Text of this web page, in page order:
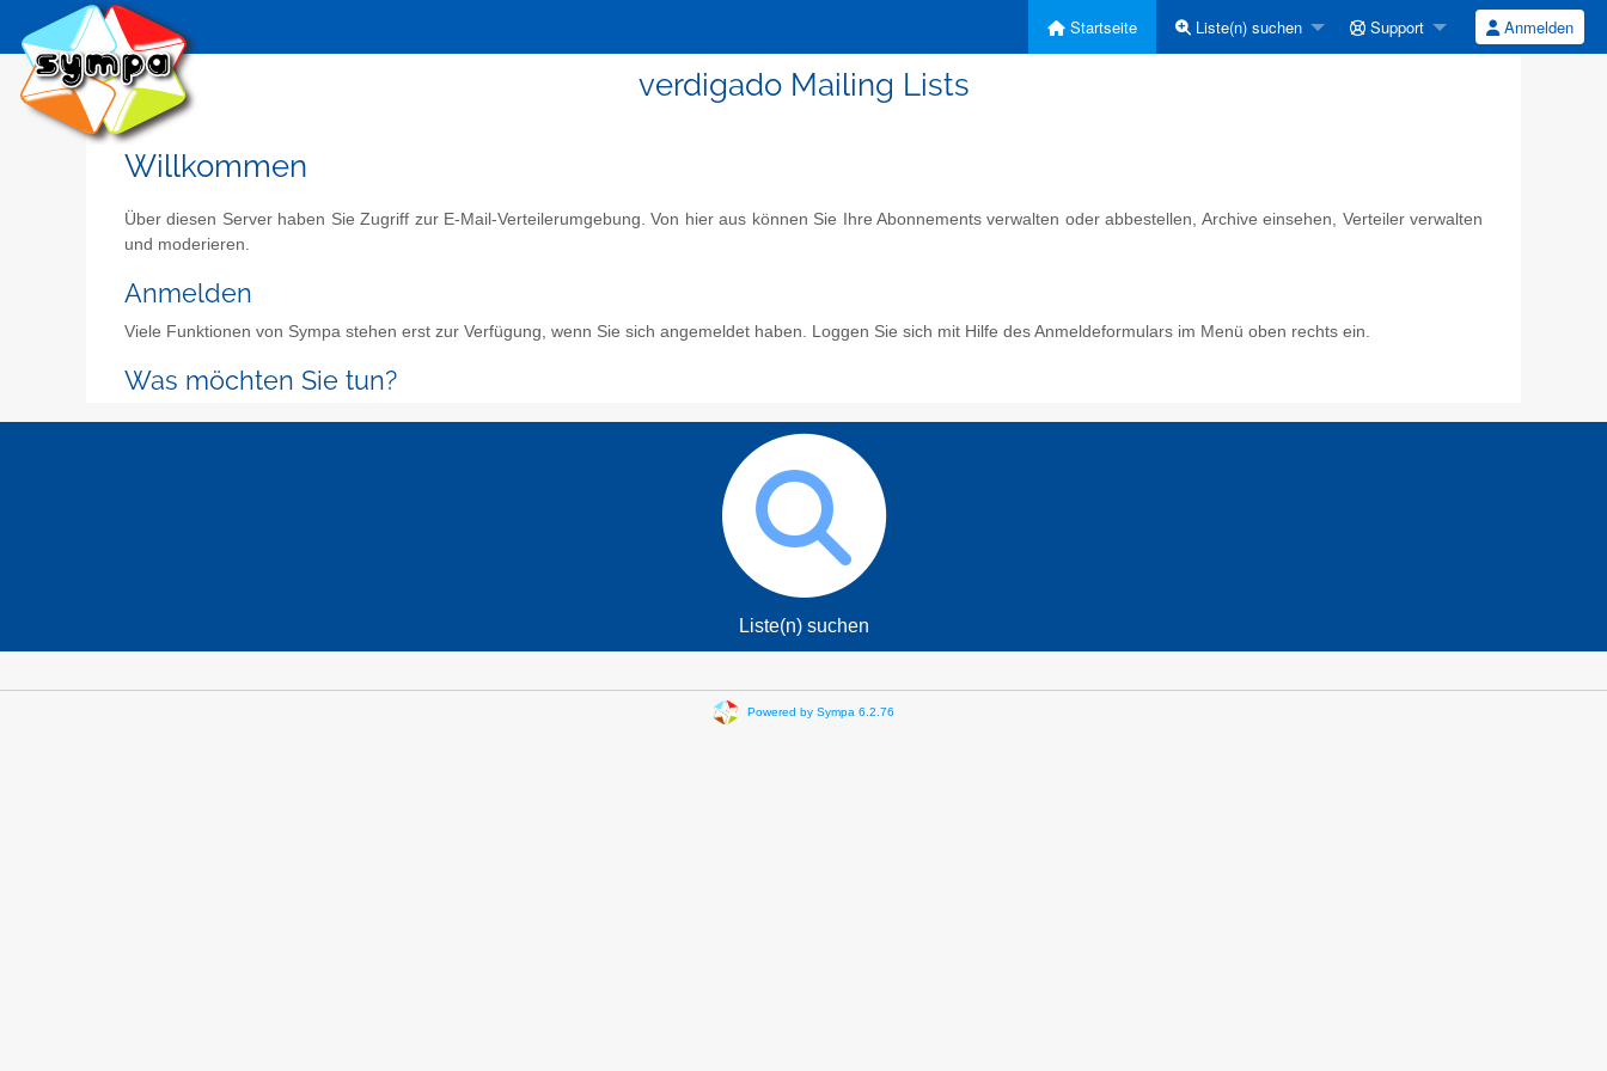
Startseite Liste(n) suchen Support Anmelden
verdigado Mailing Lists
Willkommen
Über diesen Server haben Sie Zugriff zur E-Mail-Verteilerumgebung. Von hier aus können Sie Ihre Abonnements verwalten oder abbestellen, Archive einsehen, Verteiler verwalten
und moderieren.
Anmelden
Viele Funktionen von Sympa stehen erst zur Verfügung, wenn Sie sich angemeldet haben. Loggen Sie sich mit Hilfe des Anmeldeformulars im Menü oben rechts ein.
Was möchten Sie tun?
Liste(n) suchen
Powered by Sympa 6.2.76